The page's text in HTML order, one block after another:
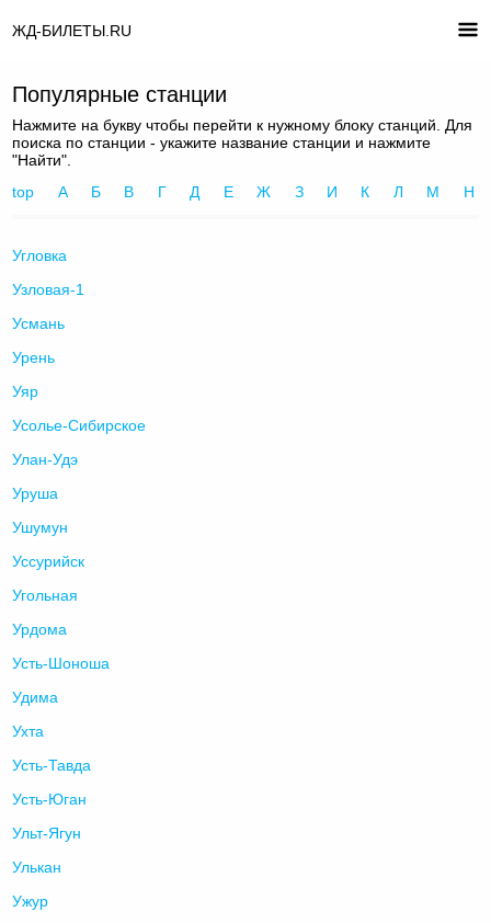
ЖД-БИЛЕТЫ.RU
Популярные станции
Нажмите на букву чтобы перейти к нужному блоку станций. Для
поиска по станции - укажите название станции и нажмите
"Найти".
top
А Б В Г Д Е Ж З И К Л М Н
Угловка
Узловая-1
Усмань
Урень
Уяр
Усолье-Сибирское
Улан-Удэ
Уруша
Ушумун
Уссурийск
Угольная
Урдома
Усть-Шоноша
Удима
Ухта
Усть-Тавда
Усть-Юган
Ульт-Ягун
Улькан
Ужур